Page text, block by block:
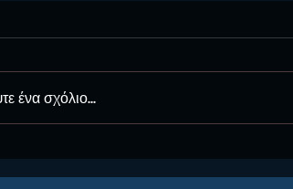
ένα σχόλιο...